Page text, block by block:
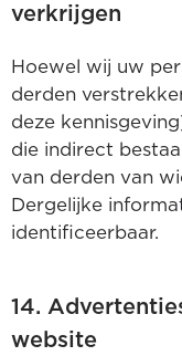
verkrijgen
Hoewel wij uw
derden
deze
die indirect
van derden van
Dergelijke
identificeerbaar.
14.
website